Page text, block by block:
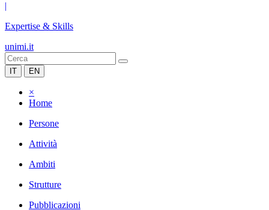
|
Expertise & Skills
unimi.it
IT EN
×
Home
Persone
Attività
Ambiti
Strutture
Pubblicazioni